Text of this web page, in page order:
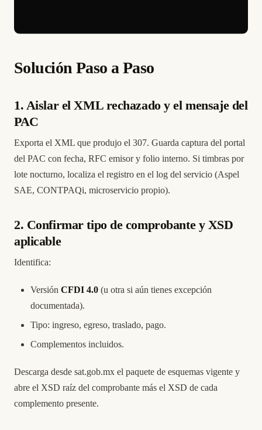
Solución Paso a Paso
1. Aislar el XML rechazado y el mensaje del
PAC
Exporta el XML que produjo el 307. Guarda captura del portal
del PAC con fecha, RFC emisor y folio interno. Si timbras por
lote nocturno, localiza el registro en el log del servicio (Aspel
SAE, CONTPAQi, microservicio propio).
2. Confirmar tipo de comprobante y XSD
aplicable
Identifica:
Versión CFDI 4.0 (u otra si aún tienes excepción
documentada).
Tipo: ingreso, egreso, traslado, pago.
Complementos incluidos.
Descarga desde sat.gob.mx el paquete de esquemas vigente y
abre el XSD raíz del comprobante más el XSD de cada
complemento presente.